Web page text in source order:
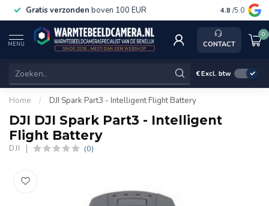
Gratis verzonden boven 100 EUR Service,
4.8 /5.0
MENU CONTACT
0
€Excl. btw
Home / DJI Spark Part3 - Intelligent Flight Battery
DJI DJI Spark Part3 - Intelligent
Flight Battery
DJI (0)